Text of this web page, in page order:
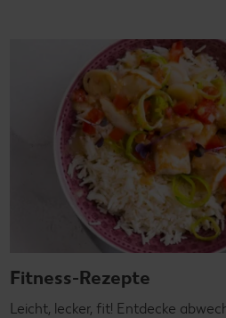
Fitness-Rezepte
Leicht, lecker, fit! Entdecke